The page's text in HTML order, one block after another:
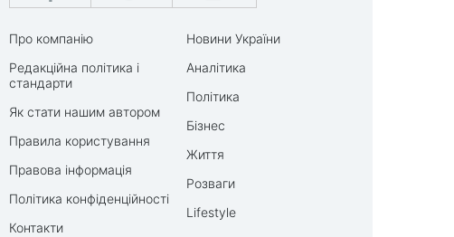
Про компанію
Редакційна політика і
стандарти
Як стати нашим автором
Правила користування
Правова інформація
Політика конфіденційності
Контакти
Новини України
Аналітика
Політика
Бізнес
Життя
Розваги
Lifestyle